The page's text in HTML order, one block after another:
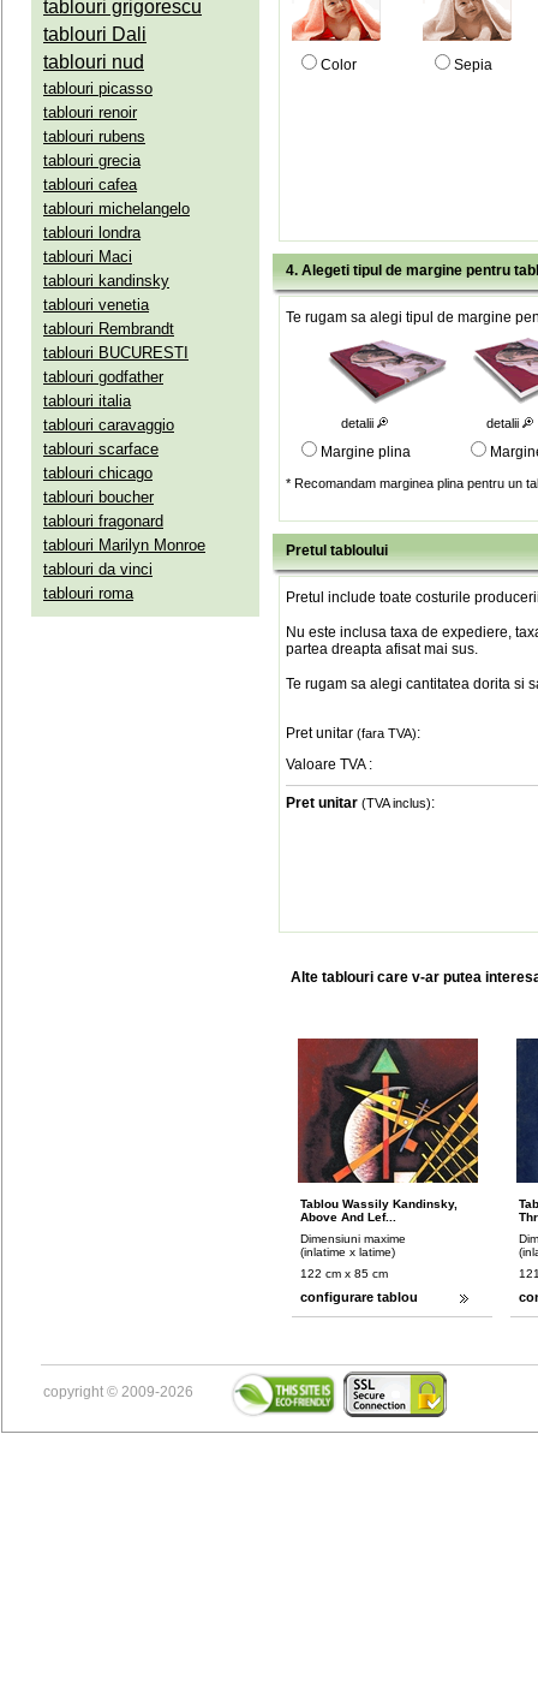
tablouri grigorescu
tablouri Dali
tablouri nud
tablouri picasso
tablouri renoir
tablouri rubens
tablouri grecia
tablouri cafea
tablouri michelangelo
tablouri londra
tablouri Maci
tablouri kandinsky
tablouri venetia
tablouri Rembrandt
tablouri BUCURESTI
tablouri godfather
tablouri italia
tablouri caravaggio
tablouri scarface
tablouri chicago
tablouri boucher
tablouri fragonard
tablouri Marilyn Monroe
tablouri da vinci
tablouri roma
Color Sepia
4. Alegeti tipul de margine pentru
Te rugam sa alegi tipul de margine
detalii detalii
Margine plina
* Recomandam marginea plina pentru un
Pretul tabloului
Pretul include toate costurile
Nu este inclusa taxa de expediere,
partea dreapta afisat mai sus.
Te rugam sa alegi cantitatea dorita si
Pret unitar (fara TVA):
Valoare TVA :
Pret unitar (TVA inclus):
Alte tablouri care v-ar putea
Tablou Wassily Kandinsky,
Above And Lef...
Dimensiuni maxime
(inlatime x latime)
122 cm x 85 cm
configurare tablou
copyright © 2009-2026